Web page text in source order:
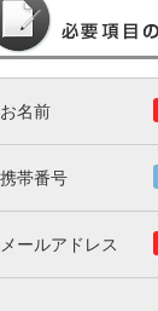
お名前
携帯番号
メールアドレス